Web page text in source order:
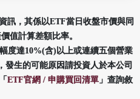
訊，其係以ETF當日收盤市價與同
值計算差額比率。
度達10%(含)以上或連續五個營業
發生的可能原因請投資人於本公司
ETF官網 / 申購買回清單」查詢敘